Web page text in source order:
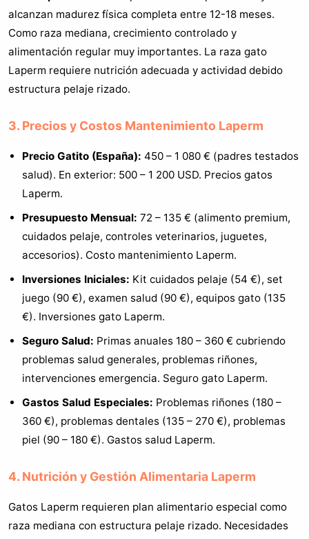
alcanzan madurez física completa entre 12-18 meses.
Como raza mediana, crecimiento controlado y
alimentación regular muy importantes. La raza gato
Laperm requiere nutrición adecuada y actividad debido
estructura pelaje rizado.
3. Precios y Costos Mantenimiento Laperm
Precio Gatito (España): 450 – 1 080 € (padres testados
salud). En exterior: 500 – 1 200 USD. Precios gatos
Laperm.
Presupuesto Mensual: 72 – 135 € (alimento premium,
cuidados pelaje, controles veterinarios, juguetes,
accesorios). Costo mantenimiento Laperm.
Inversiones Iniciales: Kit cuidados pelaje (54 €), set
juego (90 €), examen salud (90 €), equipos gato (135
€). Inversiones gato Laperm.
Seguro Salud: Primas anuales 180 – 360 € cubriendo
problemas salud generales, problemas riñones,
intervenciones emergencia. Seguro gato Laperm.
Gastos Salud Especiales: Problemas riñones (180 –
360 €), problemas dentales (135 – 270 €), problemas
piel (90 – 180 €). Gastos salud Laperm.
4. Nutrición y Gestión Alimentaria Laperm
Gatos Laperm requieren plan alimentario especial como
raza mediana con estructura pelaje rizado. Necesidades